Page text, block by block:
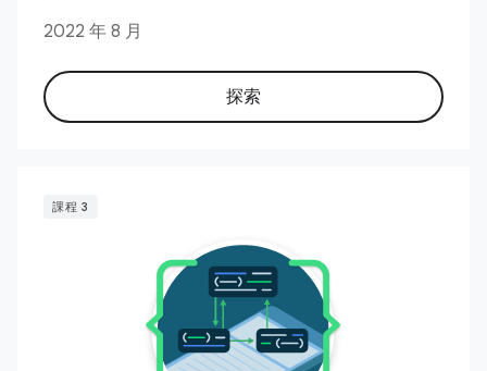
2022 年 8 月
探索
課程 3